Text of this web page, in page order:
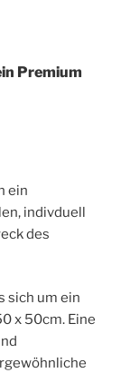
Premium
ein
indivduell
des
sich um ein
x 50cm. Eine